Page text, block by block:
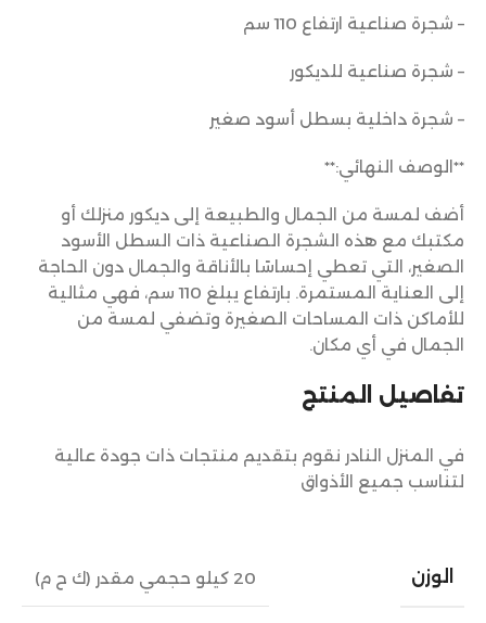
تفاصيل المنتج
في المنزل النادر نقوم بتقديم منتجات ذات جودة عالية
لتناسب جميع الأذواق
الوزن 20 كيلو حجمي مقدر (ك ح م)
– شجرة صناعية ارتفاع 110 سم
– شجرة صناعية للديكور
– شجرة داخلية بسطل أسود صغير
**الوصف النهائي:**
أضف لمسة من الجمال والطبيعة إلى ديكور منزلك أو
مكتبك مع هذه الشجرة الصناعية ذات السطل الأسود
الصغير، التي تعطي إحساسًا بالأناقة والجمال دون الحاجة
إلى العناية المستمرة. بارتفاع يبلغ 110 سم، فهي مثالية
للأماكن ذات المساحات الصغيرة وتضفي لمسة من
الجمال في أي مكان.